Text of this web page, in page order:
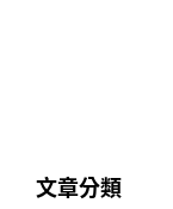
文章分類